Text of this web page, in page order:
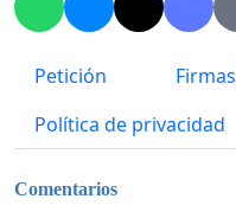
Petición Firmas
Política de privacidad
Comentarios